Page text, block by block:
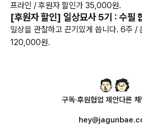
프라인 / 후원자 할인가 35,000원.
[후원자 할인] 일상묘사 5기 : 수필
일상을 관찰하고 끈기있게 씁니다. 6주 /
120,000원.
구독·후원협업 제안다른 채